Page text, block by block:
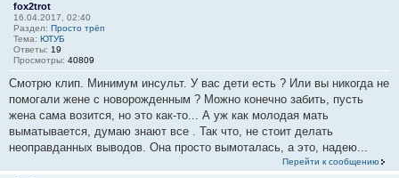
fox2trot
16.04.2017, 02:40
Раздел: Просто трёп
Тема: ЮТУБ
Ответы: 19
Просмотры: 40809
Смотрю клип. Минимум инсульт. У вас дети есть ? Или вы никогда не
помогали жене с новорожденным ? Можно конечно забить, пусть
жена сама возится, но это как-то... А уж как молодая мать
выматывается, думаю знают все . Так что, не стоит делать
неоправданных выводов. Она просто вымоталась, а это, надею...
Перейти к сообщению